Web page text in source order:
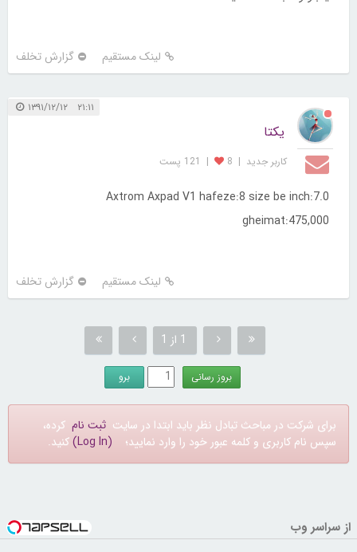
لینک مستقیم گزارش تخلف
۲۱:۱۱ ۱۳۹۱/۱۲/۱۲
یکتا
کاربر جديد |
8
| 121 پست
Axtrom Axpad V1 hafeze:8 size be inch:7.0
gheimat:475,000
لینک مستقیم گزارش تخلف
1 از 1
برای شرکت در مباحث تبادل نظر باید ابتدا در سایت ثبت نام کرده،
سپس نام کاربری و کلمه عبور خود را وارد نمایید؛ (Log In) کنید.
از سراسر وب